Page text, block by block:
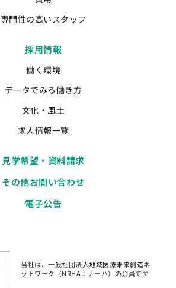
専門性の高いスタッフ
採用情報
働く環境
データでみる働き方
文化・風土
求人情報一覧
見学希望・資料請求
その他お問い合わせ
電子公告
当社は、一般社団法人地域医療未来創造ネ
ットワーク（NRHA：ナーハ）の会員です